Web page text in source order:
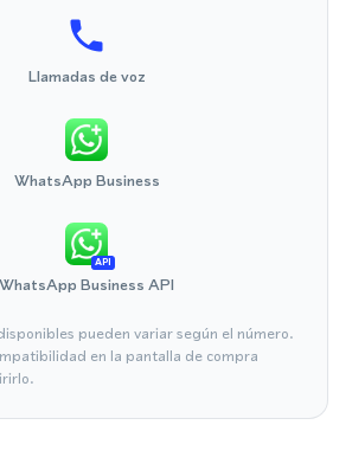
Llamadas de voz
WhatsApp Business
API
WhatsApp Business API
pueden variar según el número.
en la pantalla de compra